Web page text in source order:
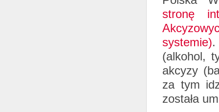
stronę
systemie).
(alkohol,
akcyzy
za tym
została